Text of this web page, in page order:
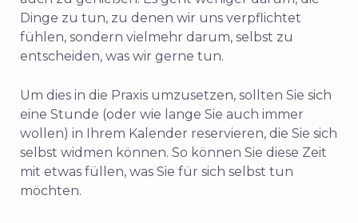
Dinge zu tun, zu denen wir uns verpflichtet
fühlen, sondern vielmehr darum, selbst zu
entscheiden, was wir gerne tun.
Um dies in die Praxis umzusetzen, sollten Sie sich
eine Stunde (oder wie lange Sie auch immer
wollen) in Ihrem Kalender reservieren, die Sie sich
selbst widmen können. So können Sie diese Zeit
mit etwas füllen, was Sie für sich selbst tun
möchten.